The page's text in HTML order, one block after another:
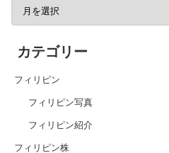
カテゴリー
フィリピン
フィリピン写真
フィリピン紹介
フィリピン株